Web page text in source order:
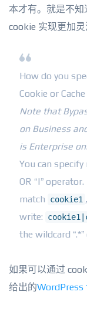
本才有。就是不
cookie 实现更加灵
How do you
Cookie or
Note that
on Business
is Enterprise
You can
OR “|”
match
cookie1 ,
write:
the wildcard
如果可以通过
给出的WordPress